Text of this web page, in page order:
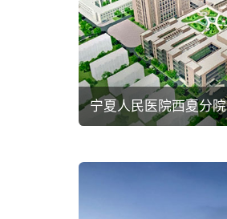
宁夏人民医院西夏分院